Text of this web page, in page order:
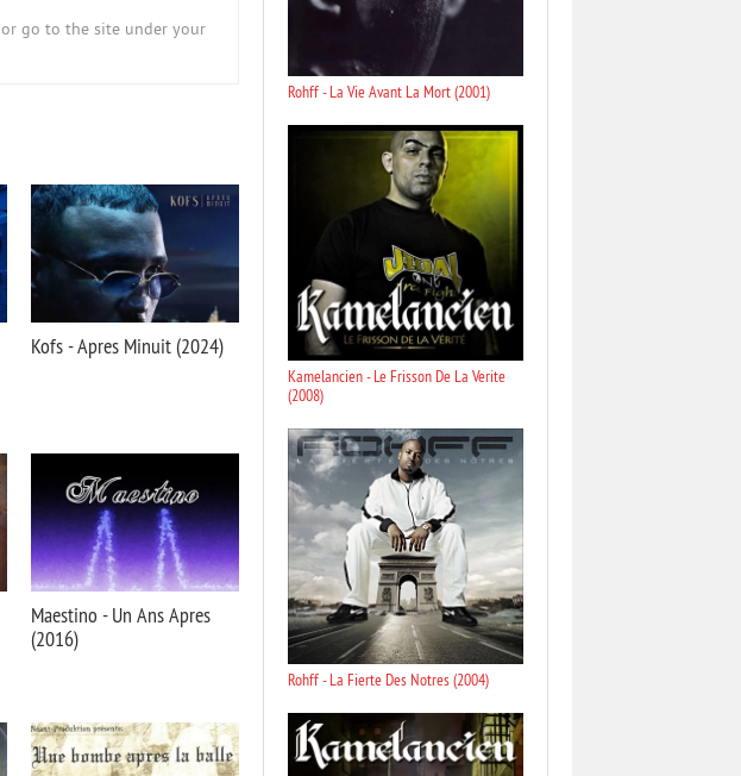
or go to the site under your
Kofs - Apres Minuit (2024)
Maestino - Un Ans Apres
(2016)
Rohff - La Vie Avant La Mort (2001)
Kamelancien - Le Frisson De La Verite
(2008)
Rohff - La Fierte Des Notres (2004)